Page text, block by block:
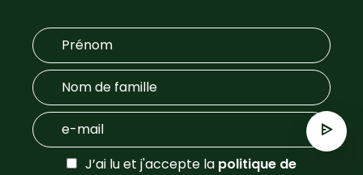
J’ai lu et j'accepte la politique de